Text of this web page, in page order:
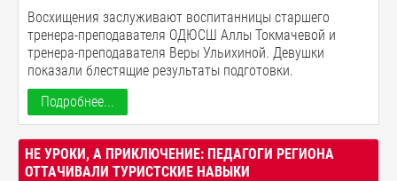
Восхищения заслуживают воспитанницы старшего
тренера-преподавателя ОДЮСШ Аллы Токмачевой и
тренера-преподавателя Веры Ульихиной. Девушки
показали блестящие результаты подготовки.
Подробнее...
НЕ УРОКИ, А ПРИКЛЮЧЕНИЕ: ПЕДАГОГИ РЕГИОНА
ОТТАЧИВАЛИ ТУРИСТСКИЕ НАВЫКИ